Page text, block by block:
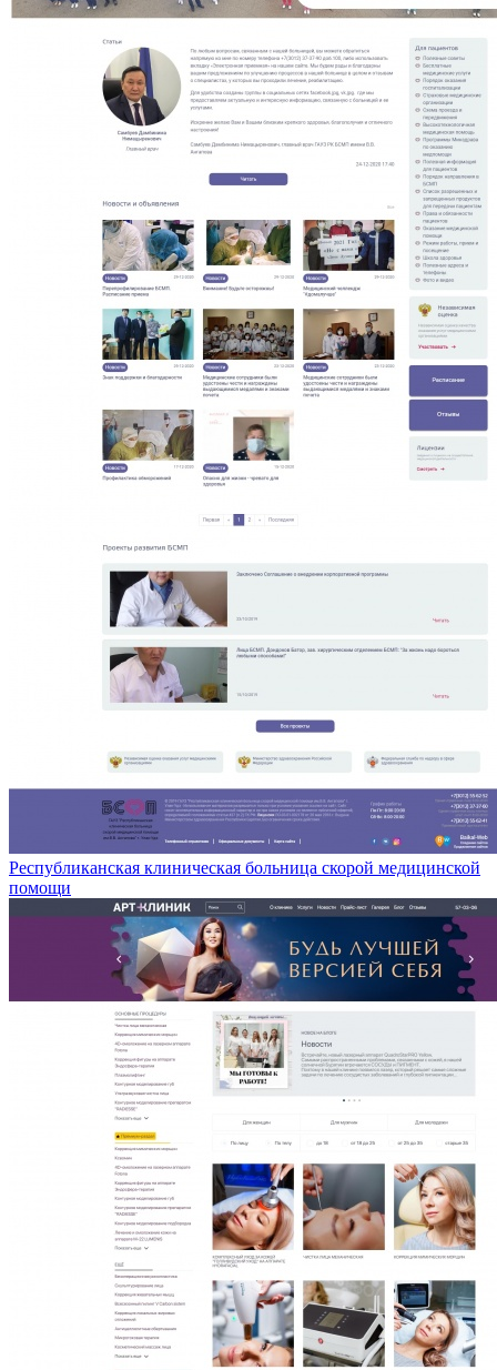
Республиканская клиническая больница скорой медицинской
помощи